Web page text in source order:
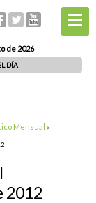
de 2026
DÍA
Mensual »
2012